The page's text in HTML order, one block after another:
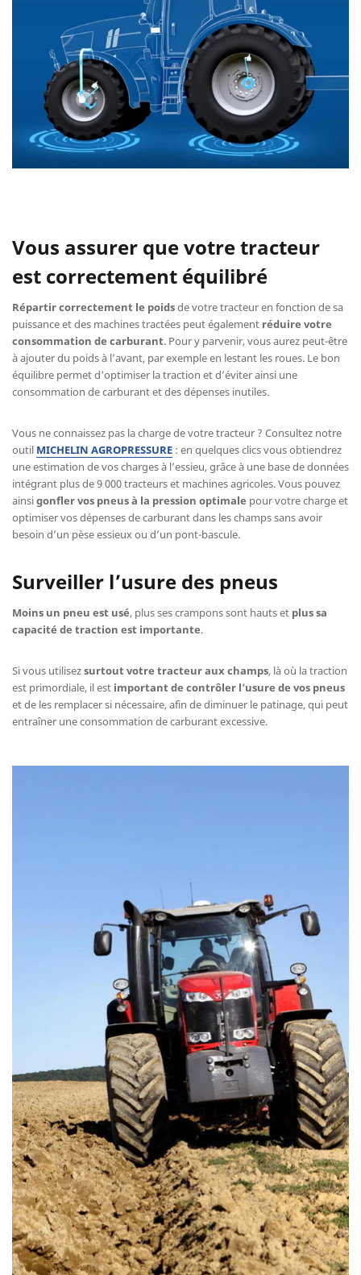
Vous assurer que votre tracteur
est correctement équilibré
Répartir correctement le poidsde votre tracteur en fonction de sa
puissance et des machines tractées peut également réduire votre
consommation de carburant. Pour y parvenir, vous aurez peut-être
à ajouter du poids à l’avant, par exemple en lestant les roues. Le bon
équilibre permet d'optimiser la traction et d’éviter ainsi une
consommation de carburant et des dépenses inutiles.
Vous ne connaissez pas la charge de votre tracteur ? Consultez notre
outil MICHELIN AGROPRESSURE : en quelques clics vous obtiendrez
une estimation de vos charges à l’essieu, grâce à une base de données
intégrant plus de 9 000 tracteurs et machines agricoles. Vous pouvez
ainsigonfler vos pneus à la pression optimale pour votre charge et
optimiser vos dépenses de carburant dans les champs sans avoir
besoin d’un pèse essieux ou d’un pont-bascule.
Surveiller l’usure des pneus
Moins un pneu est usé, plus ses crampons sont hauts et plus sa
capacité de traction est importante.
Si vous utilisezsurtout votre tracteur aux champs, là où la traction
est primordiale, il est important de contrôler l’usure de vos pneus
et de les remplacer si nécessaire, afin de diminuer le patinage, qui peut
entraîner une consommation de carburant excessive.